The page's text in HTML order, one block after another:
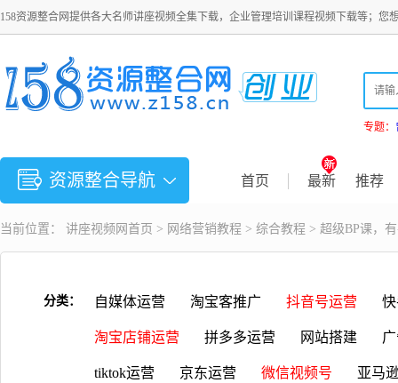
158资源整合网提供各大名师讲座视频全集下载，企业管理培训课程视频下载等；您
专题：
资源整合导航 首页 最新 推荐
当前位置： 讲座视频 网首页 > 网络营销教程 > 综合教程 > 超级BP课，
分类： 自媒体运营 淘宝客推广 抖音号运营
淘宝店铺运营 拼多多运营 网站搭建
tiktok运营 京东运营 微信视频号 亚马